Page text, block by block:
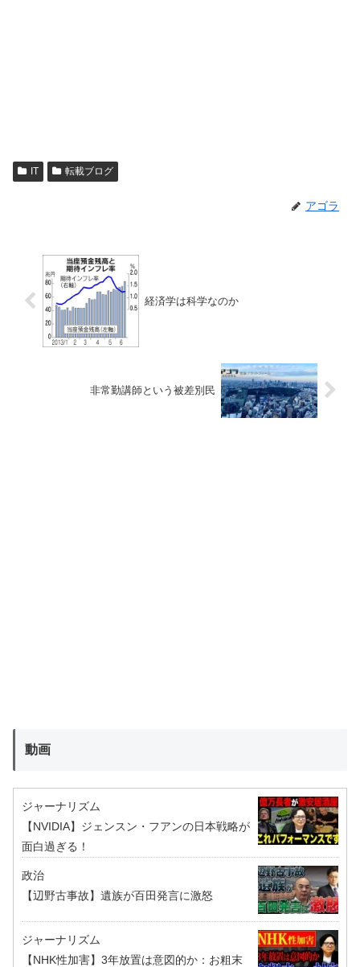
IT 転載ブログ
アゴラ
経済学は科学なのか
非常勤講師という被差別民
動画
ジャーナリズム
【NVIDIA】ジェンスン・フアンの日本戦略が
面白過ぎる！
政治
【辺野古事故】遺族が百田発言に激怒
ジャーナリズム
【NHK性加害】3年放置は意図的か：お粗末